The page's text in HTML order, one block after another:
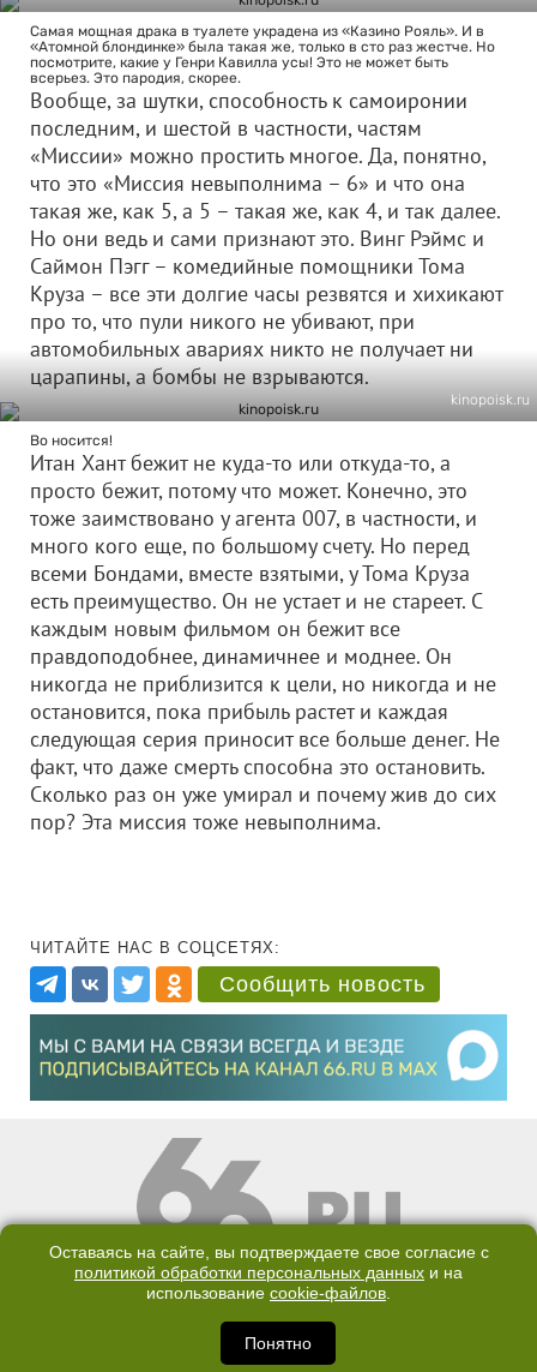
Самая мощная драка в туалете украдена из «Казино Рояль». И в
«Атомной блондинке» была такая же, только в сто раз жестче. Но
посмотрите, какие у Генри Кавилла усы! Это не может быть
всерьез. Это пародия, скорее.
Вообще, за шутки, способность к самоиронии
последним, и шестой в частности, частям
«Миссии» можно простить многое. Да, понятно,
что это «Миссия невыполнима – 6» и что она
такая же, как 5, а 5 – такая же, как 4, и так далее.
Но они ведь и сами признают это. Винг Рэймс и
Саймон Пэгг – комедийные помощники Тома
Круза – все эти долгие часы резвятся и хихикают
про то, что пули никого не убивают, при
автомобильных авариях никто не получает ни
царапины, а бомбы не взрываются.
kinopoisk.ru
Во носится!
Итан Хант бежит не куда-то или откуда-то, а
просто бежит, потому что может. Конечно, это
тоже заимствовано у агента 007, в частности, и
много кого еще, по большому счету. Но перед
всеми Бондами, вместе взятыми, у Тома Круза
есть преимущество. Он не устает и не стареет. С
каждым новым фильмом он бежит все
правдоподобнее, динамичнее и моднее. Он
никогда не приблизится к цели, но никогда и не
остановится, пока прибыль растет и каждая
следующая серия приносит все больше денег. Не
факт, что даже смерть способна это остановить.
Сколько раз он уже умирал и почему жив до сих
пор? Эта миссия тоже невыполнима.
ЧИТАЙТЕ НАС В СОЦСЕТЯХ:
Сообщить новость
КОНТАКТЫ ОТДЕЛ ПРОДАЖ
КАНАЛ В TELEGRAM
ПОЛИТИКА ОБРАБОТКИ ПЕРСОНАЛЬНЫХ ДАННЫХ
Оставаясь на сайте, вы подтверждаете свое согласие с
политикой обработки персональных данных и на
использование cookie-файлов.
Понятно